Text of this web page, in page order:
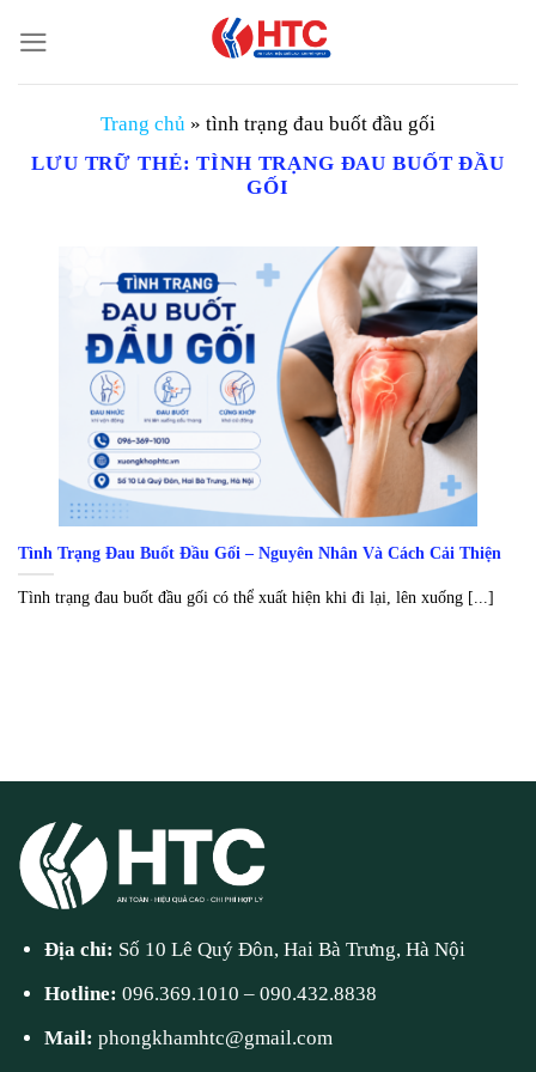
đến
nội
Trang chủ » tình trạng đau buốt đầu gối
LƯU TRỮ THẺ:TÌNH TRẠNG ĐAU BUỐT ĐẦU
GỐI
Tình Trạng Đau Buốt Đầu Gối – Nguyên Nhân Và Cách Cải Thiện
Tình trạng đau buốt đầu gối có thể xuất hiện khi đi lại, lên xuống [...]
Địa chỉ: Số 10 Lê Quý Đôn, Hai Bà Trưng, Hà Nội
Hotline:096.369.1010 –090.432.8838
Mail:phongkhamhtc@gmail.com